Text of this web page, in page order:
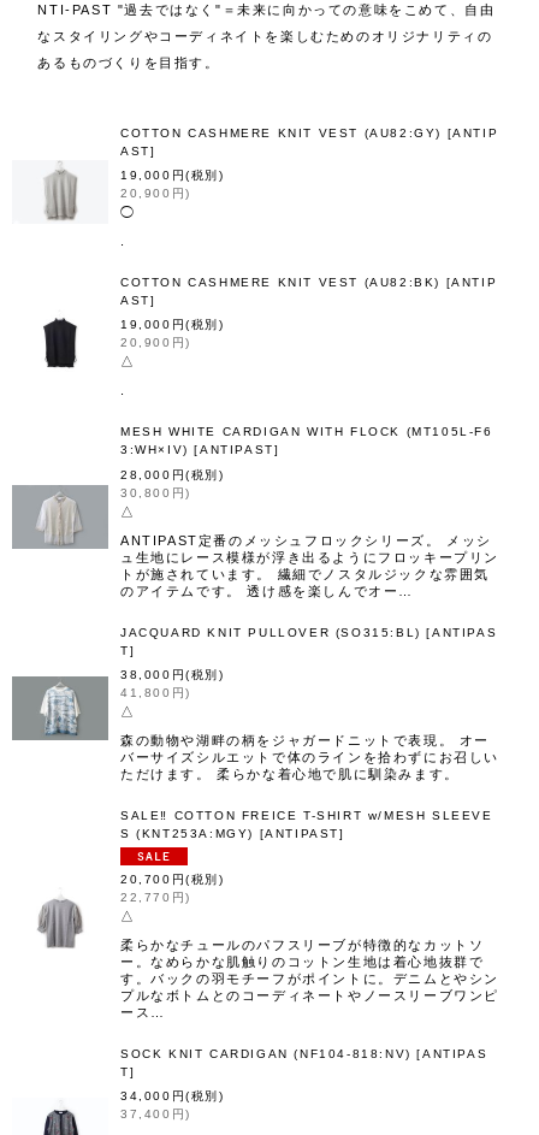
NTI-PAST "過去ではなく"＝未来に向かっての意味をこめて、自由
なスタイリングやコーディネイトを楽しむためのオリジナリティの
あるものづくりを目指す。
並び順
COTTON CASHMERE KNIT VEST (AU82:GY) [ANTIP
AST]
19,000 円(税別)
20,900 円)
◯
COTTON CASHMERE KNIT VEST (AU82:BK) [ANTIP
AST]
19,000 円(税別)
20,900 円)
△
MESH WHITE CARDIGAN WITH FLOCK (MT105L-F6
3:WH×IV) [ANTIPAST]
28,000 円(税別)
30,800 円)
△
ANTIPAST定番のメッシュフロックシリーズ。 メッシ
ュ生地にレース模様が浮き出るようにフロッキープリン
トが施されています。 繊細でノスタルジックな雰囲気
のアイテムです。 透け感を楽しんでオー…
JACQUARD KNIT PULLOVER (SO315:BL) [ANTIPAS
T]
38,000 円(税別)
41,800 円)
△
森の動物や湖畔の柄をジャガードニットで表現。 オー
バーサイズシルエットで体のラインを拾わずにお召しい
ただけます。 柔らかな着心地で肌に馴染みます。
SALE‼︎ COTTON FREICE T-SHIRT w/MESH SLEEVE
S (KNT253A:MGY)
[ANTIPAST]
20,700 円(税別)
22,770 円)
△
柔らかなチュールのパフスリーブが特徴的なカットソ
ー。なめらかな肌触りのコットン生地は着心地抜群で
す。バックの羽モチーフがポイントに。デニムとやシン
プルなボトムとのコーディネートやノースリーブワンピ
ース…
SOCK KNIT CARDIGAN (NF104-818:NV) [ANTIPAS
T]
34,000 円(税別)
37,400 円)